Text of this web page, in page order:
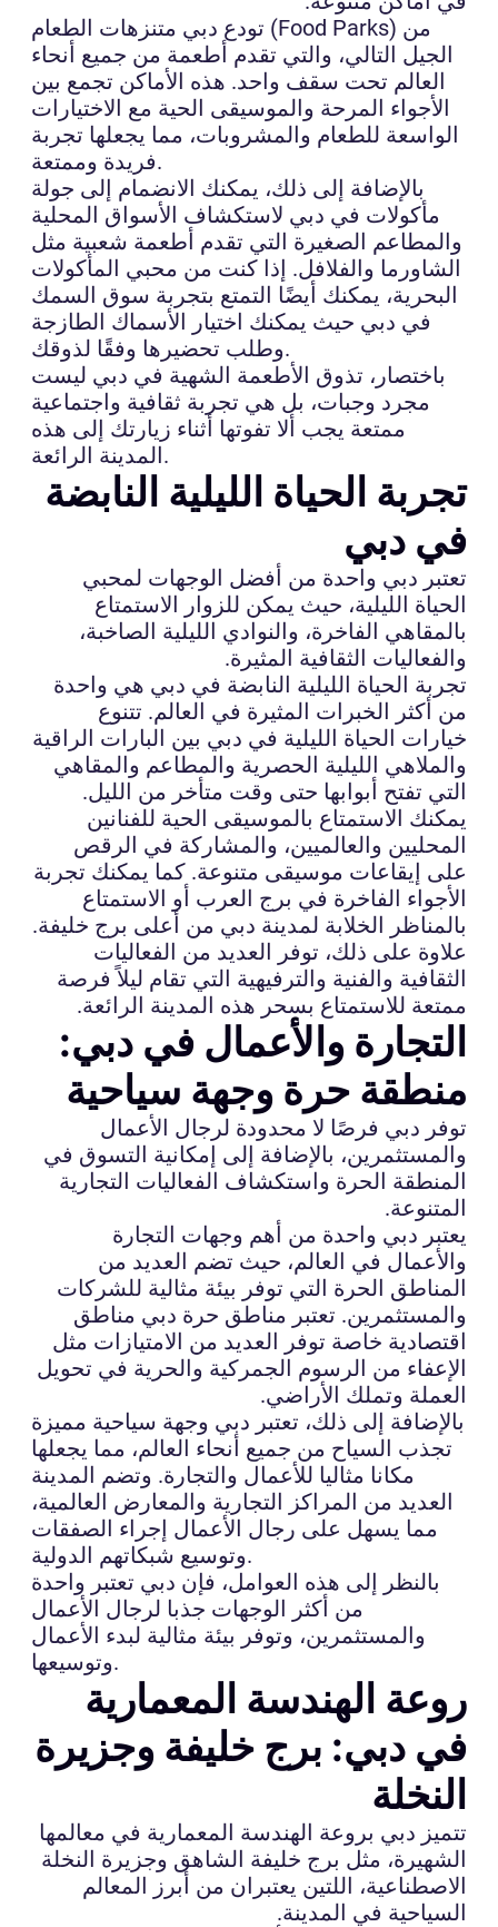
تودع دبي متنزهات الطعام (Food Parks) من
الجيل التالي، والتي تقدم أطعمة من جميع أنحاء
العالم تحت سقف واحد. هذه الأماكن تجمع بين
الأجواء المرحة والموسيقى الحية مع الاختيارات
الواسعة للطعام والمشروبات، مما يجعلها تجربة
فريدة وممتعة.
بالإضافة إلى ذلك، يمكنك الانضمام إلى جولة
مأكولات في دبي لاستكشاف الأسواق المحلية
والمطاعم الصغيرة التي تقدم أطعمة شعبية مثل
الشاورما والفلافل. إذا كنت من محبي المأكولات
البحرية، يمكنك أيضًا التمتع بتجربة سوق السمك
في دبي حيث يمكنك اختيار الأسماك الطازجة
وطلب تحضيرها وفقًا لذوقك.
باختصار، تذوق الأطعمة الشهية في دبي ليست
مجرد وجبات، بل هي تجربة ثقافية واجتماعية
ممتعة يجب ألا تفوتها أثناء زيارتك إلى هذه
المدينة الرائعة.
تجربة الحياة الليلية النابضة
في دبي
تعتبر دبي واحدة من أفضل الوجهات لمحبي
الحياة الليلية، حيث يمكن للزوار الاستمتاع
بالمقاهي الفاخرة، والنوادي الليلية الصاخبة،
والفعاليات الثقافية المثيرة.
تجربة الحياة الليلية النابضة في دبي هي واحدة
من أكثر الخبرات المثيرة في العالم. تتنوع
خيارات الحياة الليلية في دبي بين البارات الراقية
والملاهي الليلية الحصرية والمطاعم والمقاهي
التي تفتح أبوابها حتى وقت متأخر من الليل.
يمكنك الاستمتاع بالموسيقى الحية للفنانين
المحليين والعالميين، والمشاركة في الرقص
على إيقاعات موسيقى متنوعة. كما يمكنك تجربة
الأجواء الفاخرة في برج العرب أو الاستمتاع
بالمناظر الخلابة لمدينة دبي من أعلى برج خليفة.
علاوة على ذلك، توفر العديد من الفعاليات
الثقافية والفنية والترفيهية التي تقام ليلاً فرصة
ممتعة للاستمتاع بسحر هذه المدينة الرائعة.
التجارة والأعمال في دبي:
منطقة حرة وجهة سياحية
توفر دبي فرصًا لا محدودة لرجال الأعمال
والمستثمرين، بالإضافة إلى إمكانية التسوق في
المنطقة الحرة واستكشاف الفعاليات التجارية
المتنوعة.
يعتبر دبي واحدة من أهم وجهات التجارة
والأعمال في العالم، حيث تضم العديد من
المناطق الحرة التي توفر بيئة مثالية للشركات
والمستثمرين. تعتبر مناطق حرة دبي مناطق
اقتصادية خاصة توفر العديد من الامتيازات مثل
الإعفاء من الرسوم الجمركية والحرية في تحويل
العملة وتملك الأراضي.
بالإضافة إلى ذلك، تعتبر دبي وجهة سياحية مميزة
تجذب السياح من جميع أنحاء العالم، مما يجعلها
مكانا مثاليا للأعمال والتجارة. وتضم المدينة
العديد من المراكز التجارية والمعارض العالمية،
مما يسهل على رجال الأعمال إجراء الصفقات
وتوسيع شبكاتهم الدولية.
بالنظر إلى هذه العوامل، فإن دبي تعتبر واحدة
من أكثر الوجهات جذبا لرجال الأعمال
والمستثمرين، وتوفر بيئة مثالية لبدء الأعمال
وتوسيعها.
روعة الهندسة المعمارية
في دبي: برج خليفة وجزيرة
النخلة
تتميز دبي بروعة الهندسة المعمارية في معالمها
الشهيرة، مثل برج خليفة الشاهق وجزيرة النخلة
الاصطناعية، اللتين يعتبران من أبرز المعالم
السياحية في المدينة.